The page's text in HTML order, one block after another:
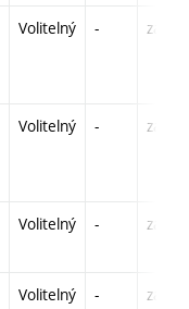
Volitelný - zá
Volitelný - zá
Volitelný - zá
Volitelný - zá